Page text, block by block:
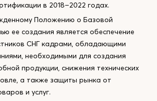
в 2018–2022 годах.
Положению о Базовой
ее создания является обеспечение
СНГ кадрами, обладающими
необходимыми для создания
продукции, снижения технических
а также защиты рынка от
и услуг.